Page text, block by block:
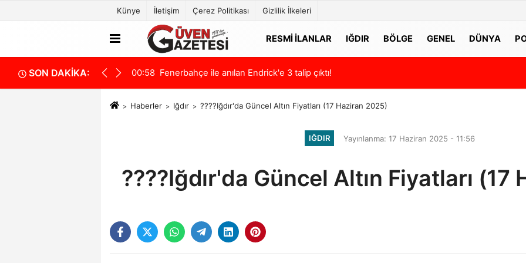
Künye İletişim Çerez Politikası Gizlilik İlkeleri
RESMI İLANLAR IĞDIR BÖLGE GENEL DÜNYA
SON DAKİKA:
çıktı! 00:58 Ankara'da 8 koşuluk kritik program! İşte Misli'den günün altılı analizi… Hazırlık
Haberler Iğdır ????Iğdır'da Güncel Altın Fiyatları (17 Haziran 2025)
IĞDIR Yayınlanma: 17 Haziran 2025 - 11:56
????Iğdır'da Güncel Altın Fiyatları